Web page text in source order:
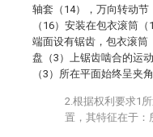
轴套（14），万向转动
（16）安装在包衣滚筒
端面设有锯齿，包衣滚筒
盘（3）上锯齿啮合的运
（3）所在平面始终呈夹角
2.根据权利要求1
置，其特征在于：